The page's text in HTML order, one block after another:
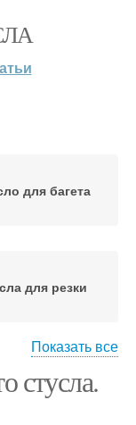
для багета
для резки
Показать все
стусла.